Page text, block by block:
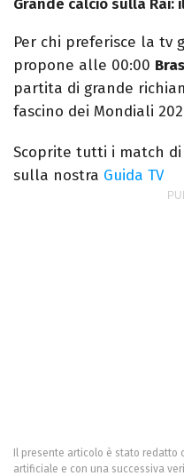
Grande calcio sulla Rai:
Per chi preferisce la tv
propone alle 00:00
partita di grande
fascino dei Mondiali
Scoprite tutti i match di
sulla nostra Guida TV
Il presente articolo è stato redatto
artificiale e con una successiva